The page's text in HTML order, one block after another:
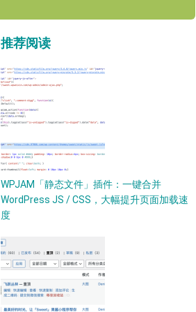
推荐阅读
WPJAM「静态文件」插件：一键合并
WordPress JS / CSS，大幅提升页面加载速
度